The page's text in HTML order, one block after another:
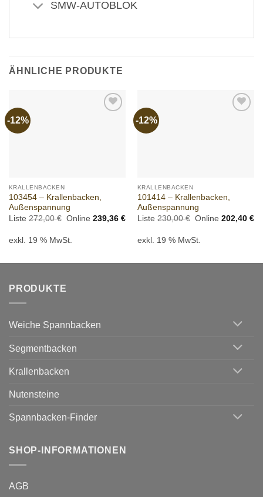
SMW-AUTOBLOK
ÄHNLICHE PRODUKTE
-12%
KRALLENBACKEN
103454 – Krallenbacken,
Außenspannung
Liste 272,00€ Ursprünglicher
272,00 €
Online 239,36 €Aktueller
239,36 €.
exkl. 19 % MwSt.
-12%
KRALLENBACKEN
101414 – Krallenbacken,
Außenspannung
Liste 230,00€ Ursprünglicher
230,00 €
Online 202,40 €
exkl. 19 % MwSt.
PRODUKTE
Weiche Spannbacken
Segmentbacken
Krallenbacken
Nutensteine
Spannbacken-Finder
SHOP-INFORMATIONEN
AGB